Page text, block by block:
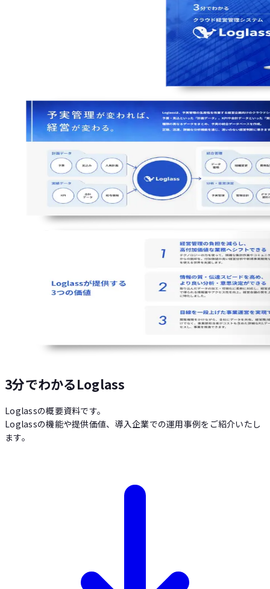
3分でわかるLoglass
Loglassの概要資料です。
Loglassの機能や提供価値、導入企業での運用事例をご紹介いたし
ます。